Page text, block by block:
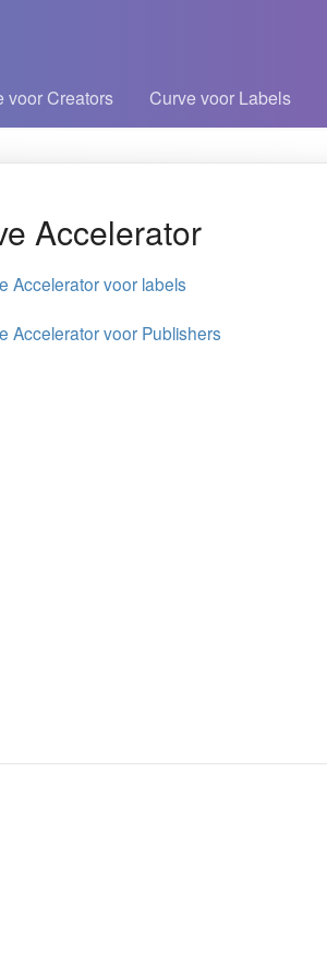
voor Creators Curve voor Labels
Accelerator
Accelerator voor labels
Accelerator voor Publishers